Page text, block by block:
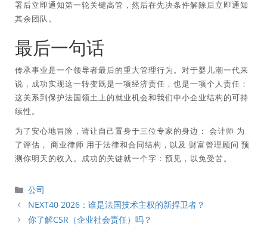
署后立即通知第一轮关键高管，然后在先决条件解除后立即通知
其余团队。
最后一句话
传承事业是一个领导者最后的重大管理行为。对于婴儿潮一代来
说，成功实现这一转变既是一项经济责任，也是一项个人责任：
这关系到保护法国领土上的就业机会和我们中小企业结构的可持
续性。
为了安心地冒险，请让自己置身于三位专家的身边： 会计师 为
了评估， 商业律师 用于法律和合同结构，以及 财富管理顾问 预
测你明天的收入。成功的关键就一个字：预见，以免受苦。
分
類
公司
NEXT40 2026：谁是法国技术主权的新捍卫者？
你了解CSR（企业社会责任）吗？